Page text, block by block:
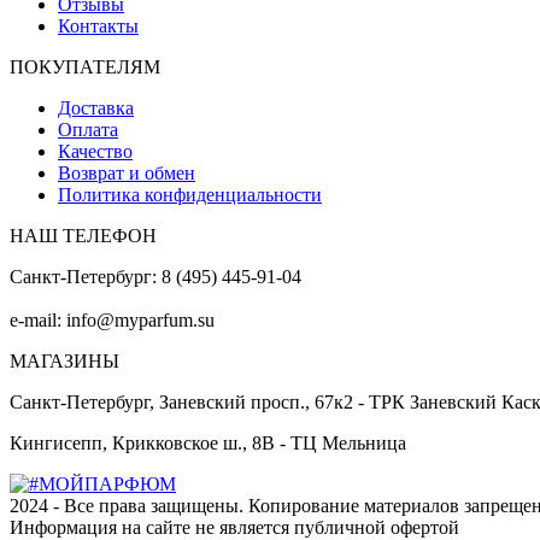
Контакты
ПОКУПАТЕЛЯМ
Доставка
Оплата
Качество
Возврат и обмен
Политика конфиденциальности
НАШ ТЕЛЕФОН
Санкт-Петербург: 8 (495) 445-91-04
e-mail: info@myparfum.su
МАГАЗИНЫ
Санкт-Петербург, Заневский просп., 67к2 - ТРК Заневский
Кингисепп, Крикковское ш., 8В - ТЦ Мельница
2024 - Все права защищены. Копирование материалов
Информация на сайте не является публичной офертой